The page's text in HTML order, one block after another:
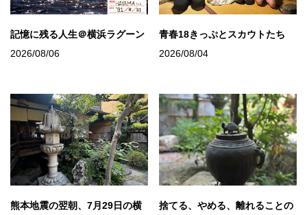
記憶に残る人生＠横浜ラグーン
2026/08/06
青春18きっぷとスカウトたち
2026/08/04
熊本地震の翌朝、7月29日の横
捨てる、やめる、離れることの